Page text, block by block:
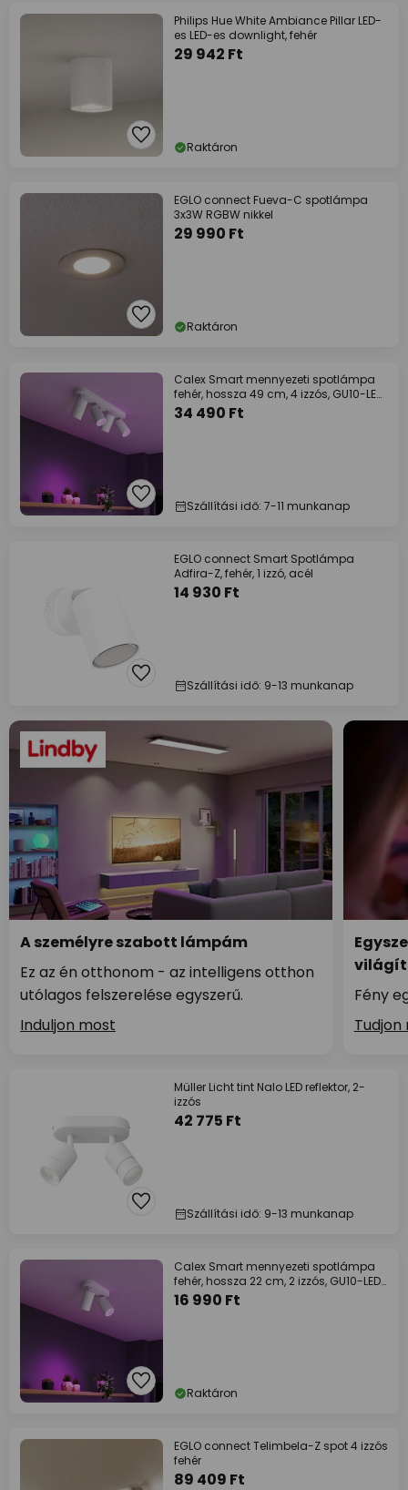
Philips Hue White Ambiance Pillar LED-
es LED-es downlight, fehér
29 942 Ft
Raktáron
EGLO connect Fueva-C spotlámpa
3x3W RGBW nikkel
29 990 Ft
Raktáron
Calex Smart mennyezeti spotlámpa
fehér, hossza 49 cm, 4 izzós, GU10-LED
RGBW
34 490 Ft
Szállítási idő: 7-11 munkanap
EGLO connect Smart Spotlámpa
Adfira-Z, fehér, 1 izzó, acél
14 930 Ft
Szállítási idő: 9-13 munkanap
A személyre szabott lámpám
Ez az én otthonom - az intelligens otthon
utólagos felszerelése egyszerű.
Induljon most
Fény
Müller Licht tint Nalo LED reflektor, 2-
izzós
42 775 Ft
Szállítási idő: 9-13 munkanap
Calex Smart mennyezeti spotlámpa
fehér, hossza 22 cm, 2 izzós, GU10-LED
RGBW
16 990 Ft
Raktáron
EGLO connect Telimbela-Z spot 4 izzós
fehér
89 409 Ft